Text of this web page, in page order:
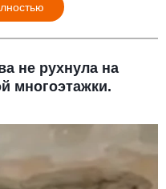
не рухнула на
многоэтажки.